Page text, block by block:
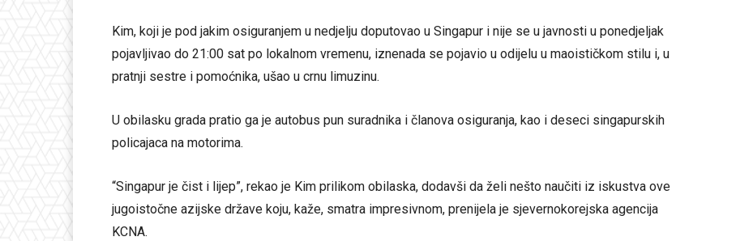
Kim, koji je pod jakim osiguranjem u nedjelju doputovao u Singapur i nije se u javnosti u ponedjeljak
pojavljivao do 21:00 sat po lokalnom vremenu, iznenada se pojavio u odijelu u maoističkom stilu i, u
pratnji sestre i pomoćnika, ušao u crnu limuzinu.
U obilasku grada pratio ga je autobus pun suradnika i članova osiguranja, kao i deseci singapurskih
policajaca na motorima.
“Singapur je čist i lijep”, rekao je Kim prilikom obilaska, dodavši da želi nešto naučiti iz iskustva ove
jugoistočne azijske države koju, kaže, smatra impresivnom, prenijela je sjevernokorejska agencija
KCNA.